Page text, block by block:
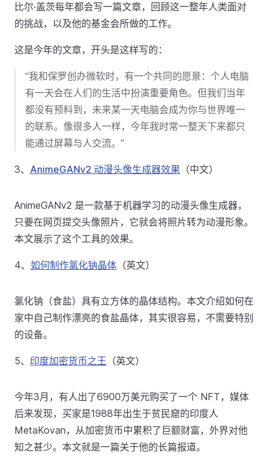
比尔·盖茨每年都会写一篇文章，回顾这一整年人类面对
的挑战，以及他的基金会所做的工作。
这是今年的文章，开头是这样写的：
“我和保罗创办微软时，有一个共同的愿景：个人电脑
有一天会在人们的生活中扮演重要角色。但我们当年
都没有预料到，未来某一天电脑会成为你与世界唯一
的联系。像很多人一样，今年我时常一整天下来都只
能通过屏幕与人交流。”
3、 AnimeGANv2 动漫头像生成器效果 （中文）
AnimeGANv2 是一款基于机器学习的动漫头像生成器，
只要在网页提交头像照片，它就会将照片转为动漫形象。
本文展示了这个工具的效果。
4、 如何制作氯化钠晶体 （英文）
氯化钠（食盐）具有立方体的晶体结构。本文介绍如何在
家中自己制作漂亮的食盐晶体，其实很容易，不需要特别
的设备。
5、 印度加密货币之王 （英文）
今年3月，有人出了6900万美元购买了一个 NFT，媒体
后来发现，买家是1988年出生于贫民窟的印度人
MetaKovan，从加密货币中累积了巨额财富，外界对他
知之甚少。本文就是一篇关于他的长篇报道。